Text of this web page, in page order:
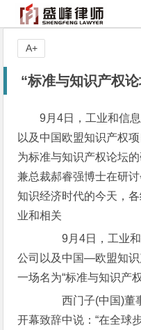
“标准与知识产权
9月4日，工业和信
以及中国欧盟知识产权
为标准与知识产权论坛
兼总裁郝睿强博士在研
知识经济时代的今天，
业和相关
9月4日，工业和
公司以及中国—欧盟知识
一场名为“标准与知识产
西门子(中国)董事
开幕致辞中说：“在全球
A+